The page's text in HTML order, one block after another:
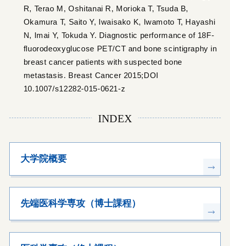
R, Terao M, Oshitanai R, Morioka T, Tsuda B,
Okamura T, Saito Y, Iwaisako K, Iwamoto T, Hayashi
N, Imai Y, Tokuda Y. Diagnostic performance of 18F-
fluorodeoxyglucose PET/CT and bone scintigraphy in
breast cancer patients with suspected bone
metastasis. Breast Cancer 2015;DOI
10.1007/s12282-015-0621-z
INDEX
大学院概要
先端医科学専攻（博士課程）